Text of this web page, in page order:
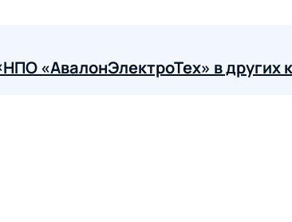
«АвалонЭлектроТех» в других